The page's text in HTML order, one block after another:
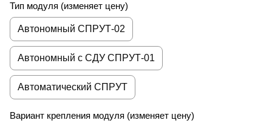
Тип модуля (изменяет цену)
Автономный СПРУТ-02
Автономный с СДУ СПРУТ-01
Автоматический СПРУТ
Вариант крепления модуля (изменяет цену)